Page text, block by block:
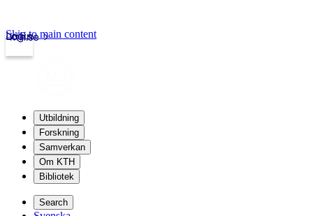
kth.se
Login
Skip to main content
Utbildning
Forskning
Samverkan
Om KTH
Bibliotek
Search